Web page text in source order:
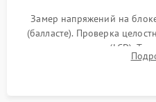
Замер напряжений на
(балласте). Проверка
или поляризаторов (LCD).
температуры и оптопар